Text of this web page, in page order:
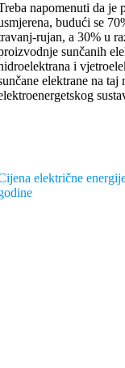
napomenuti da je
budući se
rujan, a 30% u
sunčanih
i
elektrane na
električne